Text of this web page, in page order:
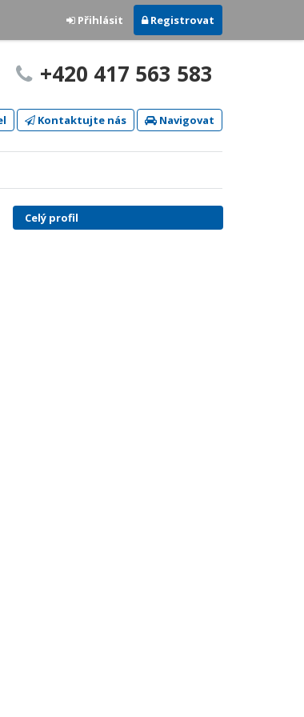
Přihlásit Registrovat
+420 417 563 583
Kontaktujte nás Navigovat
Celý profil